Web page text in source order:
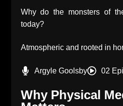
Why do the monsters of
today?
Atmospheric and rooted in
Argyle Goolsby 02
Why Physical